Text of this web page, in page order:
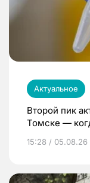
Актуальное
Второй пик
Томске —
15:28 / 05.08.26